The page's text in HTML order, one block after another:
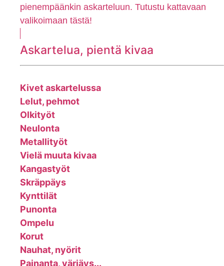
pienempäänkin askarteluun. Tutustu kattavaan
valikoimaan tästä!
Askartelua, pientä kivaa
Kivet askartelussa
Lelut, pehmot
Olkityöt
Neulonta
Metallityöt
Vielä muuta kivaa
Kangastyöt
Skräppäys
Kynttilät
Punonta
Ompelu
Korut
Nauhat, nyörit
Painanta, värjäys...